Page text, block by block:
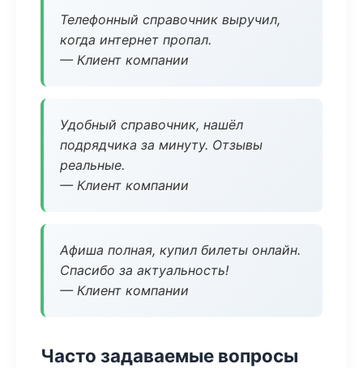
Телефонный справочник выручил,
когда интернет пропал.
— Клиент компании
Удобный справочник, нашёл
подрядчика за минуту. Отзывы
реальные.
— Клиент компании
Афиша полная, купил билеты онлайн.
Спасибо за актуальность!
— Клиент компании
Часто задаваемые вопросы